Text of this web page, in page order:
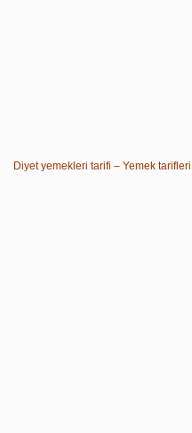
Diyet yemekleri tarifi – Yemek tarifleri